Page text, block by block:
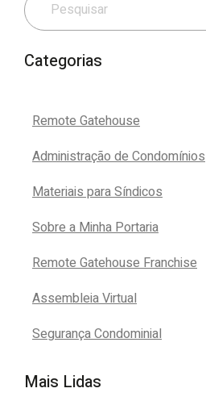
Categorias
Remote Gatehouse
Administração de Condomínios
Materiais para Síndicos
Sobre a Minha Portaria
Remote Gatehouse Franchise
Assembleia Virtual
Segurança Condominial
Mais Lidas